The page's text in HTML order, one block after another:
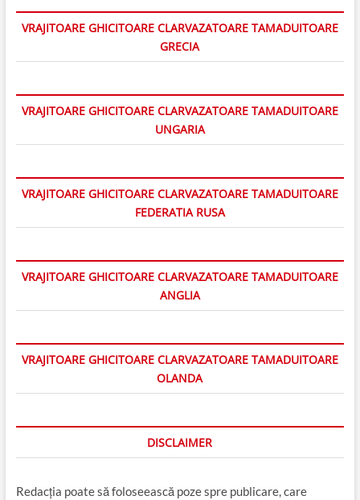
VRAJITOARE GHICITOARE CLARVAZATOARE TAMADUITOARE
GRECIA
VRAJITOARE GHICITOARE CLARVAZATOARE TAMADUITOARE
UNGARIA
VRAJITOARE GHICITOARE CLARVAZATOARE TAMADUITOARE
FEDERATIA RUSA
VRAJITOARE GHICITOARE CLARVAZATOARE TAMADUITOARE
ANGLIA
VRAJITOARE GHICITOARE CLARVAZATOARE TAMADUITOARE
OLANDA
DISCLAIMER
Redacția poate să foloseească poze spre publicare, care